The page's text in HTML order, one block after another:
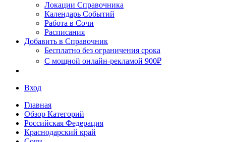
Локации Справочника
Календарь Событий
Работа в Сочи
Расписания
Добавить в Справочник
Бесплатно без ограничения срока
С мощной онлайн-рекламой 900₽
Вход
Главная
Обзор Категорий
Российская Федерация
Краснодарский край